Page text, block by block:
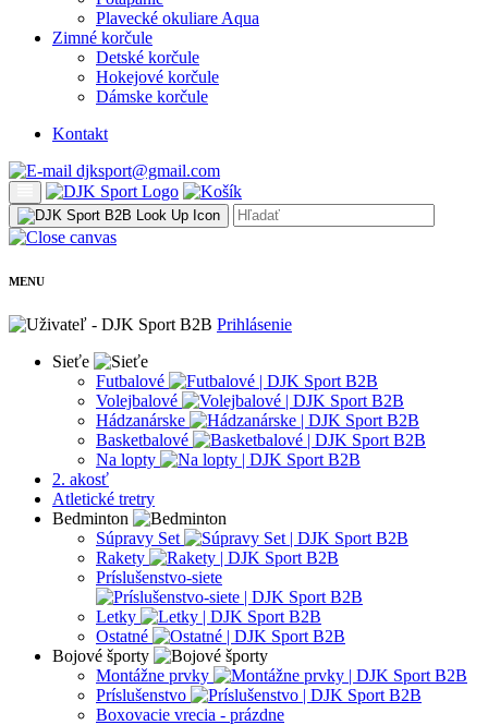
Plavecké okuliare Aqua
Zimné korčule
Detské korčule
Hokejové korčule
Dámske korčule
Kontakt
djksport@gmail.com
MENU
Prihlásenie
Sieťe
Futbalové
Volejbalové
Hádzanárske
Basketbalové
Na lopty
2. akosť
Atletické tretry
Bedminton
Súpravy Set
Rakety
Príslušenstvo-siete
Letky
Ostatné
Bojové športy
Montážne prvky
Príslušenstvo
Boxovacie vrecia - prázdne